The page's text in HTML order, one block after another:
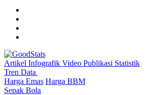
Artikel Infografik Video Publikasi Statistik
Tren Data
Harga Emas Harga BBM
Sepak Bola